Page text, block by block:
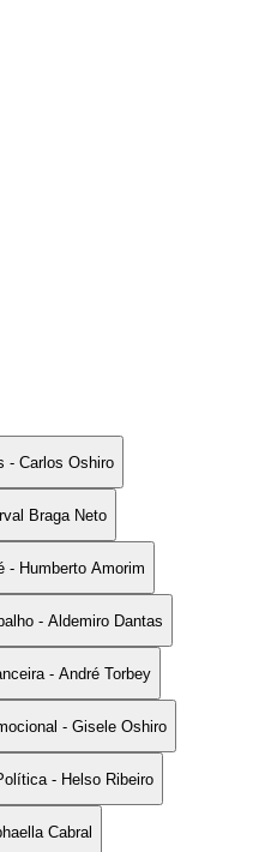
- Carlos Oshiro
Braga Neto
- Humberto Amorim
- Aldemiro Dantas
- André Torbey
- Gisele Oshiro
- Helso Ribeiro
Cabral